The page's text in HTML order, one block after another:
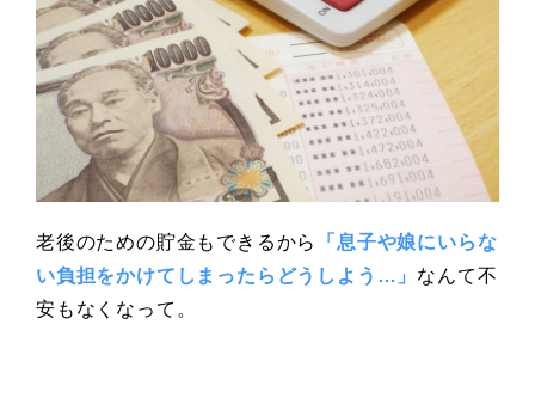
老後のための貯金もできるから
「息子や娘にいらな
い負担をかけてしまったらどうしよう…」 なんて不
安もなくなって。